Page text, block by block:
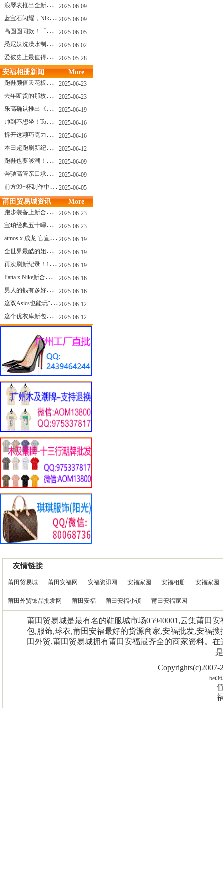
浪琴表推出全新先行者系列祖鲁时间1925腕表
2025-06-09
蓝宝石闪耀，Nike Air Max DN8 华丽变身
2025-06-09
高圆圆同款！「赤足New Balance」新联名曝光，铺货了
2025-06-05
悉尼妹洗澡水制成肥皂开启售卖！男粉：这肥皂能吃吗？
2025-06-02
爱彼史上最值得看的大展！揭秘150年传奇制表背后
2025-05-28
安福相册新闻 More
跑鞋颜值天花板？日常也能帅一脸
2025-06-23
去年断货的那枚表， CASIO指环表又要发售了
2025-06-23
乐高确认推出《哥斯拉》积木，这设计也太酷了！
2025-06-19
帅到不想坐！Tom Sachs x Helinox 这把露营椅太炸了
2025-06-16
拆开这颗巧克力，居然是皮卡丘？
2025-06-16
本田超跑刷新纪录了！700万元成交价
2025-06-12
跑鞋也要够潮！昂跑 x Slam Jam 联名即将发售
2025-06-09
奔驰高管亲口承认：电动G级，完全失败了！
2025-06-09
前方99+杯制作中！「爷爷不泡茶」苹果狗、桃桃喵，今夏顶流潮饮！
2025-06-05
莆田贸易城资讯 More
跑步装备上新合集，最近有什么可以关注的呢？
2025-06-23
宝珀经典五十噚家族再添新员 适配所有腕围的38mm小表径腕表亮相
2025-06-23
atmos x 成龙 官宣，《警察故事》联名短袖公布！
2025-06-19
全世界最酷的姐姐，和Nike联名的鞋要来了！
2025-06-19
再次刷新纪录！14只 LABUBU 共拍出240万元
2025-06-19
Patta x Nike新合作提前泄露，这次的服饰周边也有亮点？
2025-06-16
男人的钱有多好赚？四个大学生创业卖短裤，年销8个亿！
2025-06-16
这双Asics也能玩“牛仔感”？TOGA联名即将登场！
2025-06-12
这个优衣库新包，能火起来吗？
2025-06-12
友情链接
莆田贸易城 莆田安福网 安福资讯网 安福家园 安福相册 安福家园
莆田外贸饰品批发网 莆田安福 莆田安福小镇 莆田安福家园
莆田贸易城是最有名的鞋服城市场05940001,云集莆田
包,服饰,球衣,莆田安福最好的货源商家,安福批发,安福
田外贸,莆田贸易城拥有莆田安福最齐全的商家资料。